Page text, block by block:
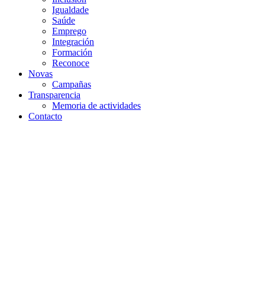
Igualdade
Saúde
Emprego
Integración
Formación
Reconoce
Novas
Campañas
Transparencia
Memoria de actividades
Contacto